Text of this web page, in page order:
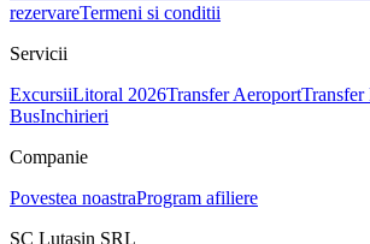
rezervareTermeni si conditii
Servicii
ExcursiiLitoral 2026Transfer AeroportTransfer
BusInchirieri
Companie
Povestea noastraProgram afiliere
SC Lutasin SRL